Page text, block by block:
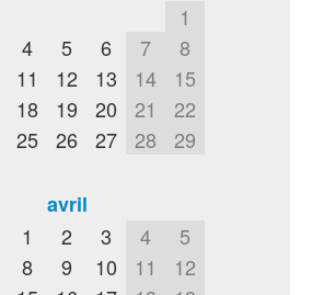
1
4 5 6 7
8
11 12 13 14
15
18 19 20 21
22
25 26 27 28
29
avril
1
2 3 4
5
8 9 10 11
12